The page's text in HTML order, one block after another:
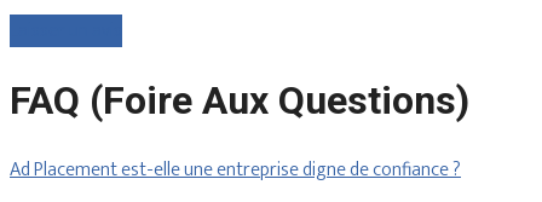
FAQ (Foire Aux Questions)
Ad Placement est-elle une entreprise digne de confiance ?